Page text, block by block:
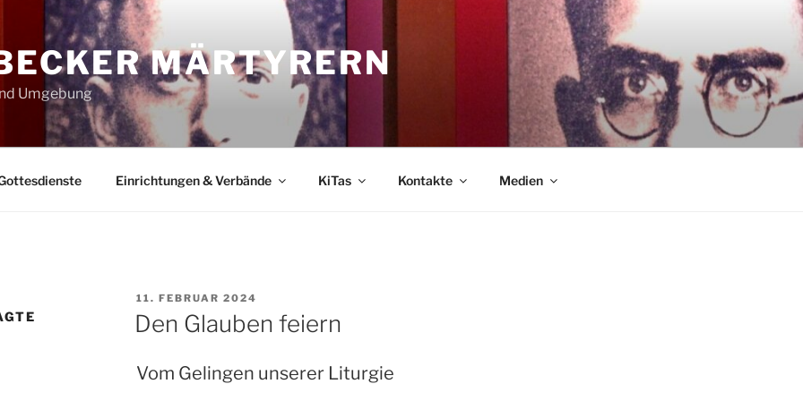
MÄRTYRERN
Umgebung
Einrichtungen & Verbände KiTas Kontakte Medien
VERÖFFENTLICHT
AM
11. FEBRUAR 2024
Den Glauben feiern
Vom Gelingen unserer Liturgie